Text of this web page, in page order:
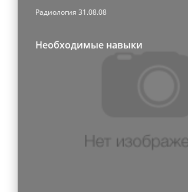
Радиология 31.08.08
Необходимые навыки